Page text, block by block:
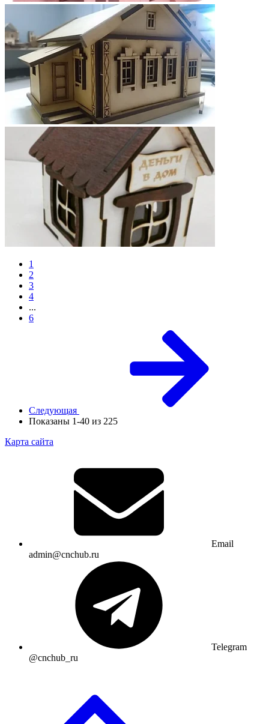
1
2
3
4
...
6
Следующая
Показаны 1-40 из 225
Карта сайта
Email
admin@cnchub.ru
Telegram
@cnchub_ru